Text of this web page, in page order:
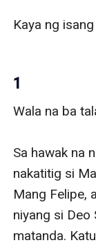
Kaya ng
1
Wala na ba
Sa hawak na
nakatitig si
Mang Felipe,
niyang si Deo
matanda.